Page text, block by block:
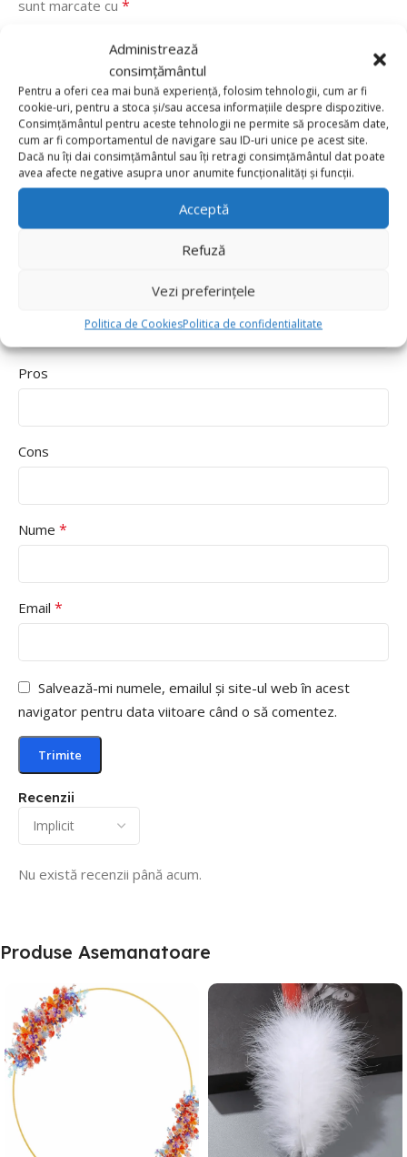
Administrează
consimțământul
Pentru a oferi cea mai bună experiență, folosim tehnologii, cum ar fi
cookie-uri, pentru a stoca și/sau accesa informațiile despre dispozitive.
Consimțământul pentru aceste tehnologii ne permite să procesăm date,
cum ar fi comportamentul de navigare sau ID-uri unice pe acest site.
Dacă nu îți dai consimțământul sau îți retragi consimțământul dat poate
avea afecte negative asupra unor anumite funcționalități și funcții.
Acceptă
Refuză
Vezi preferințele
Politica de CookiesPolitica de confidentialitate
Recenzii
Nu există recenzii până acum.
sunt marcate cu *
Value for money
Durability
Delivery speed
Recenzia ta *
Pros
Cons
Nume *
Email *
Salvează-mi numele, emailul și site-ul web în acest
navigator pentru data viitoare când o să comentez.
Produse Asemanatoare